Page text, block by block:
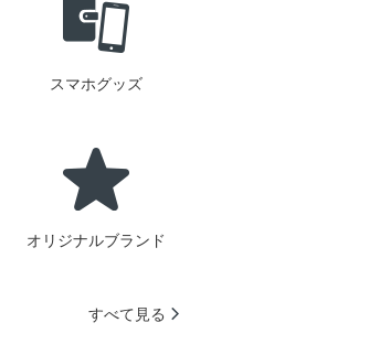
スマホグッズ
オリジナルブランド
すべて見る